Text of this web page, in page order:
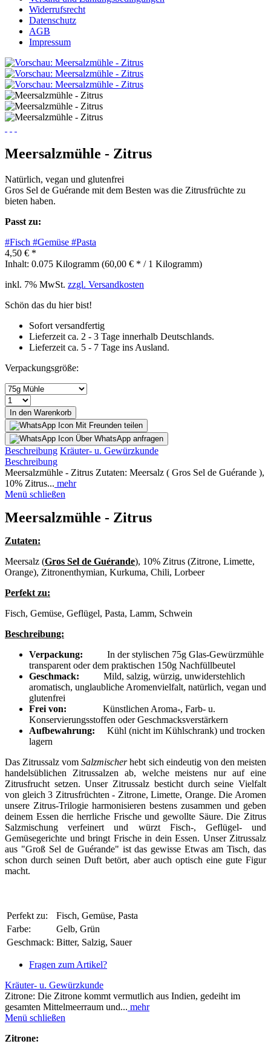
Widerrufsrecht
Datenschutz
AGB
Impressum
Meersalzmühle - Zitrus
Natürlich, vegan und glutenfrei
Gros Sel de Guérande mit dem Besten was die Zitrusfrüchte zu
bieten haben.
Passt zu:
#Fisch #Gemüse #Pasta
4,50 € *
Inhalt: 0.075 Kilogramm (60,00 € * / 1 Kilogramm)
inkl. 7% MwSt. zzgl. Versandkosten
Schön das du hier bist!
Sofort versandfertig
Lieferzeit ca. 2 - 3 Tage innerhalb Deutschlands.
Lieferzeit ca. 5 - 7 Tage ins Ausland.
Verpackungsgröße:
In den Warenkorb
Mit Freunden teilen
Über WhatsApp anfragen
Beschreibung Kräuter- u. Gewürzkunde
Beschreibung
Meersalzmühle - Zitrus Zutaten: Meersalz ( Gros Sel de Guérande ),
10% Zitrus... mehr
Menü schließen
Meersalzmühle - Zitrus
Zutaten:
Meersalz (Gros Sel de Guérande), 10% Zitrus (Zitrone, Limette,
Orange), Zitronenthymian, Kurkuma, Chili, Lorbeer
Perfekt zu:
Fisch, Gemüse, Geflügel, Pasta, Lamm, Schwein
Beschreibung:
Verpackung: In der stylischen 75g Glas-Gewürzmühle
transparent oder dem praktischen 150g Nachfüllbeutel
Geschmack: Mild, salzig, würzig, unwiderstehlich
aromatisch, unglaubliche Aromenvielfalt, natürlich, vegan und
glutenfrei
Frei von: Künstlichen Aroma-, Farb- u.
Konservierungsstoffen oder Geschmacksverstärkern
Aufbewahrung: Kühl (nicht im Kühlschrank) und trocken
lagern
Das Zitrussalz vomSalzmischerhebt sich eindeutig von den meisten
handelsüblichen Zitrussalzen ab, welche meistens nur auf eine
Zitrusfrucht setzen. Unser Zitrussalz besticht durch seine Vielfalt
von gleich 3 Zitrusfrüchten - Zitrone, Limette, Orange. Die Aromen
unsere Zitrus-Trilogie harmonisieren bestens zusammen und geben
deinem Essen die herrliche Frische und gewollte Säure. Die Zitrus
Salzmischung verfeinert und würztFisch-, Geflügel- und
Gemüsegerichte und bringt Frische in dein Essen. Unser Zitrussalz
aus "Groß Sel de Guérande" ist das gewisse Etwas am Tisch, das
schon durch seinen Duft betört, aber auch optisch eine gute Figur
macht.
Perfekt zu:
Fisch, Gemüse, Pasta
Farbe:
Gelb, Grün
Geschmack: Bitter, Salzig, Sauer
Fragen zum Artikel?
Kräuter- u. Gewürzkunde
Zitrone: Die Zitrone kommt vermutlich aus Indien, gedeiht im
gesamten Mittelmeerraum und... mehr
Menü schließen
Zitrone: